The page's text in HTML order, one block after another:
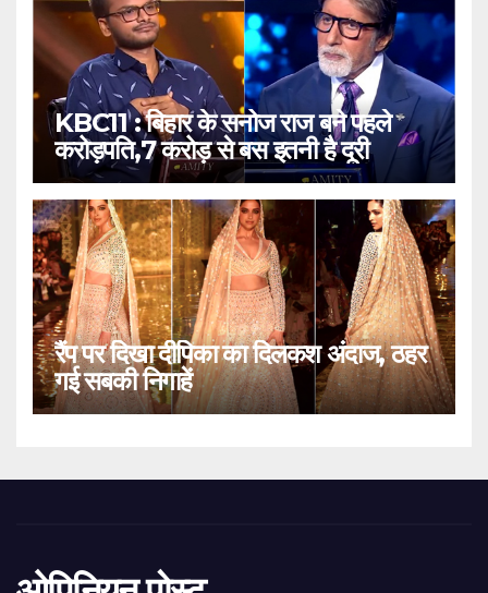
KBC11 : बिहार के सनोज राज बने पहले
करोड़पति,7 करोड़ से बस इतनी है दूरी
रैंप पर दिखा दीपिका का दिलकश अंदाज, ठहर
गई सबकी निगाहें